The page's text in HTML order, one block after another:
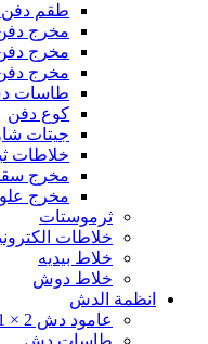
طقم دفن
مخرج
مخرج
مخرج
طاسات
كوع دفن
جيتات
خلاطات
مخرج
مخرج
ثرموستات
خلاطات
خلاط بيديه
خلاط دوش
انظمة الدش
عامود دش 2 × 1
طاسات دش